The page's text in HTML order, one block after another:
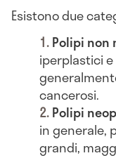
Esistono due
Polipi non
iperplastici
cancerosi.
Polipi
in generale,
grandi,